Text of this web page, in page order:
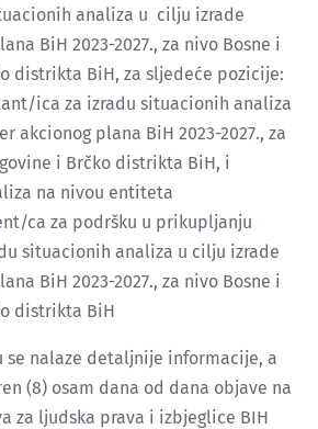
analiza u cilju izrade
BiH 2023-2027., za nivo Bosne i
distrikta BiH, za sljedeće pozicije:
ica za izradu situacionih analiza
akcionog plana BiH 2023-2027., za
i Brčko distrikta BiH, i
na nivou entiteta
ca za podršku u prikupljanju
situacionih analiza u cilju izrade
BiH 2023-2027., za nivo Bosne i
distrikta BiH
se nalaze detaljnije informacije, a
(8) osam dana od dana objave na
za ljudska prava i izbjeglice BIH